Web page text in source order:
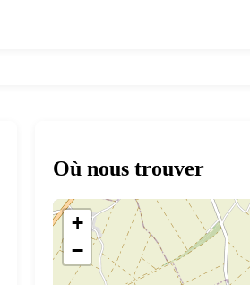
Où nous trouver
+
−